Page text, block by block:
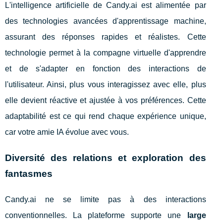
L'intelligence artificielle de Candy.ai est alimentée par
des technologies avancées d'apprentissage machine,
assurant des réponses rapides et réalistes. Cette
technologie permet à la compagne virtuelle d'apprendre
et de s'adapter en fonction des interactions de
l'utilisateur. Ainsi, plus vous interagissez avec elle, plus
elle devient réactive et ajustée à vos préférences. Cette
adaptabilité est ce qui rend chaque expérience unique,
car votre amie IA évolue avec vous.
Diversité des relations et exploration des
fantasmes
Candy.ai ne se limite pas à des interactions
conventionnelles. La plateforme supporte une
large